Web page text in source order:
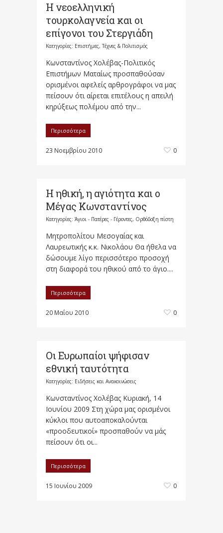
Η νεοελληνική
τουρκολαγνεία και οι
επίγονοι του Στεργιάδη
Κατηγορίες: Επιστήμες, Τέχνες & Πολιτισμός
Κωνσταντίνος Χολέβας-Πολιτικός
Επιστήμων Ματαίως προσπαθούσαν
ορισμένοι αφελείς αρθρογράφοι να μας
πείσουν ότι αίρεται επιτέλους η απειλή
κηρύξεως πολέμου από την...
Περισσότερα
23 Νοεμβρίου 2010 0
Η ηθική, η αγιότητα και ο
Μέγας Κωνσταντίνος
Κατηγορίες: Άγιοι - Πατέρες - Γέροντες, Ορθόδοξη πίστη
Μητροπολίτου Μεσογαίας και
Λαυρεωτικής κ.κ. Νικολάου Θα ήθελα να
δώσουμε λίγο περισσότερο προσοχή
στη διαφορά του ηθικού από το άγιο....
Περισσότερα
20 Μαΐου 2010 0
Οι Ευρωπαίοι ψήφισαν
εθνική ταυτότητα
Κατηγορίες: Ειδήσεις και Ανακοινώσεις
Κωνσταντίνος Χολέβας Κυριακή, 14
Ιουνίου 2009 Στη χώρα μας ορισμένοι
κύκλοι που αυτοαποκαλούνται
«προοδευτικοί» προσπαθούν να μάς
πείσουν ότι οι...
Περισσότερα
15 Ιουνίου 2009 0